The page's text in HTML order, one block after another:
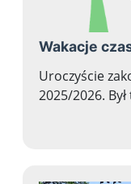
Wakacje
Uroczyście
2025/2026. Był